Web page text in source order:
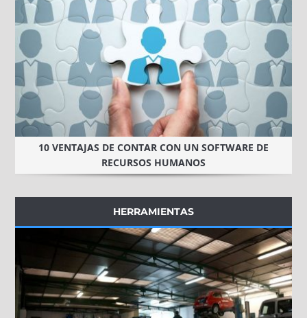
10 VENTAJAS DE CONTAR CON UN SOFTWARE DE
RECURSOS HUMANOS
HERRAMIENTAS